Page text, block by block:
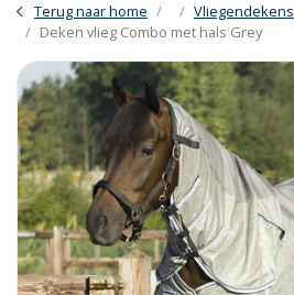
Terug naar home
Vliegendekens
Deken vlieg Combo met hals Grey